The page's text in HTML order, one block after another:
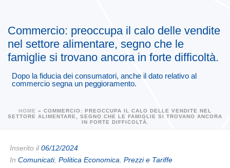
Commercio: preoccupa il calo delle vendite
nel settore alimentare, segno che le
famiglie si trovano ancora in forte difficoltà.
Dopo la fiducia dei consumatori, anche il dato relativo al
commercio segna un peggioramento.
HOME » COMMERCIO: PREOCCUPA IL CALO DELLE VENDITE NEL
SETTORE ALIMENTARE, SEGNO CHE LE FAMIGLIE SI TROVANO ANCORA
IN FORTE DIFFICOLTÀ.
Inserito il06/12/2024
In Comunicati, Politica Economica Prezzi e Tariffe